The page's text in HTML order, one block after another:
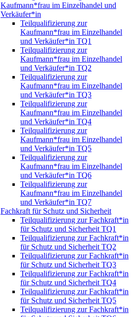
Kaufmann*frau im Einzelhandel und
Verkäufer*in
Teilqualifizierung zur
Kaufmann*frau im Einzelhandel
und Verkäufer*in TQ1
Teilqualifizierung zur
Kaufmann*frau im Einzelhandel
und Verkäufer*in TQ2
Teilqualifizierung zur
Kaufmann*frau im Einzelhandel
und Verkäufer*in TQ3
Teilqualifizierung zur
Kaufmann*frau im Einzelhandel
und Verkäufer*in TQ4
Teilqualifizierung zur
Kaufmann*frau im Einzelhandel
und Verkäufer*in TQ5
Teilqualifizierung zur
Kaufmann*frau im Einzelhandel
und Verkäufer*in TQ6
Teilqualifizierung zur
Kaufmann*frau im Einzelhandel
und Verkäufer*in TQ7
Fachkraft für Schutz und Sicherheit
Teilqualifizierung zur Fachkraft*in
für Schutz und Sicherheit TQ1
Teilqualifizierung zur Fachkraft*in
für Schutz und Sicherheit TQ2
Teilqualifizierung zur Fachkraft*in
für Schutz und Sicherheit TQ3
Teilqualifizierung zur Fachkraft*in
für Schutz und Sicherheit TQ4
Teilqualifizierung zur Fachkraft*in
für Schutz und Sicherheit TQ5
Teilqualifizierung zur Fachkraft*in